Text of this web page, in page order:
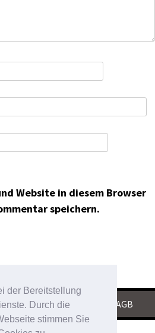
der Bereitstellung
Durch die
stimmen Sie
Website in diesem Browser
speichern.
|DATENSCHUTZ AGB